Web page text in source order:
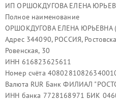
ИП ОРШОКДУГОВА ЕЛЕНА
Полное наименование
ОРШОКДУГОВА ЕЛЕНА ЮРЬЕВНА
Адрес 344090, РОССИЯ,
Ровенская, 30
ИНН 616823625611
Номер счёта
Валюта RUR Банк ФИЛИАЛ
ИНН банка 7728168971 БИК